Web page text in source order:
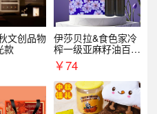
文创品物
款
伊莎贝拉&食色家冷
榨一级亚麻籽油百紫
千红500ml*2礼盒
￥74